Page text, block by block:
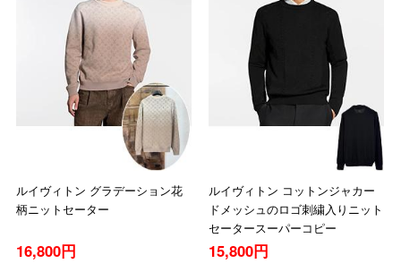
ルイヴィトン グラデーション花
柄ニットセーター
16,800円
ルイヴィトン コットンジャカー
ドメッシュのロゴ刺繍入りニット
セータースーパーコピー
15,800円